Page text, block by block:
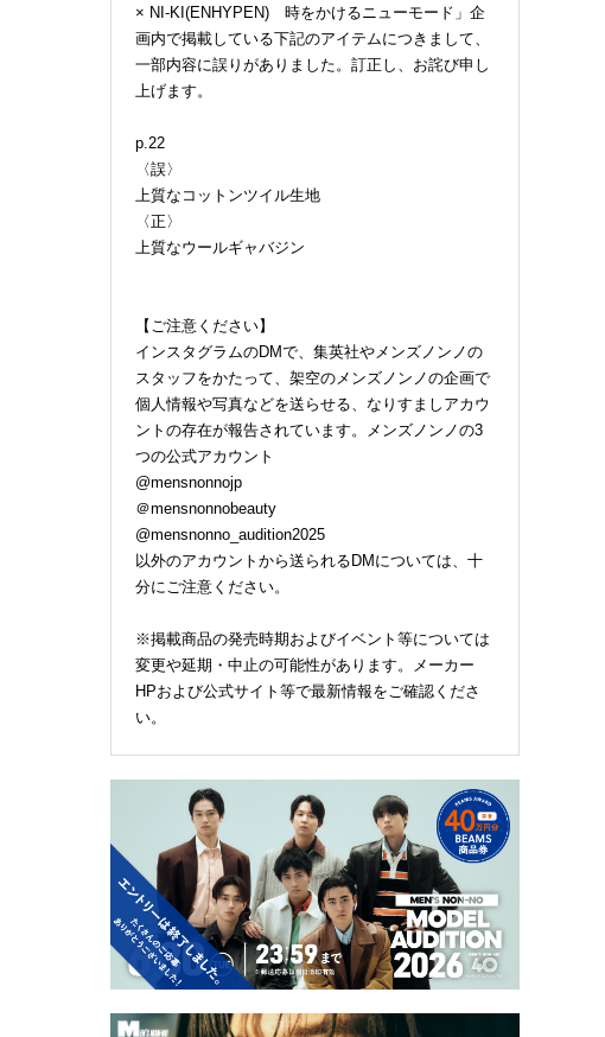
１位は「レイバン」のオ
ラつかない『大人サング
ラス』試着＆本音レビュ
ー！上着なのに涼しい「
ロエベの新しい世界へよ
うこそ。大胆なコントラ
【ユニクロ ユーの黒い
スパ名品】もうカーゴ
× NI-KI(ENHYPEN) 時をかけるニューモード」企
画内で掲載している下記のアイテムにつきまして、
一部内容に誤りがありました。訂正し、お詫び申し
上げます。
p.22
〈誤〉
上質なコットンツイル生地
〈正〉
上質なウールギャバジン
【ご注意ください】
インスタグラムのDMで、集英社やメンズノンノの
スタッフをかたって、架空のメンズノンノの企画で
個人情報や写真などを送らせる、なりすましアカウ
ントの存在が報告されています。メンズノンノの3
つの公式アカウント
@mensnonnojp
＠mensnonnobeauty
@mensnonno_audition2025
以外のアカウントから送られるDMについては、十
分にご注意ください。
※掲載商品の発売時期およびイベント等については
変更や延期・中止の可能性があります。メーカー
HPおよび公式サイト等で最新情報をご確認くださ
い。